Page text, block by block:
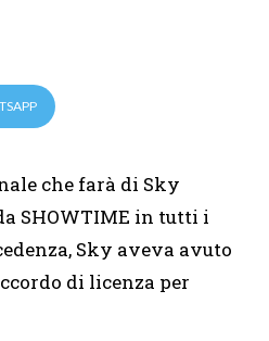
che farà di Sky
SHOWTIME in tutti i
Sky aveva avuto
di licenza per